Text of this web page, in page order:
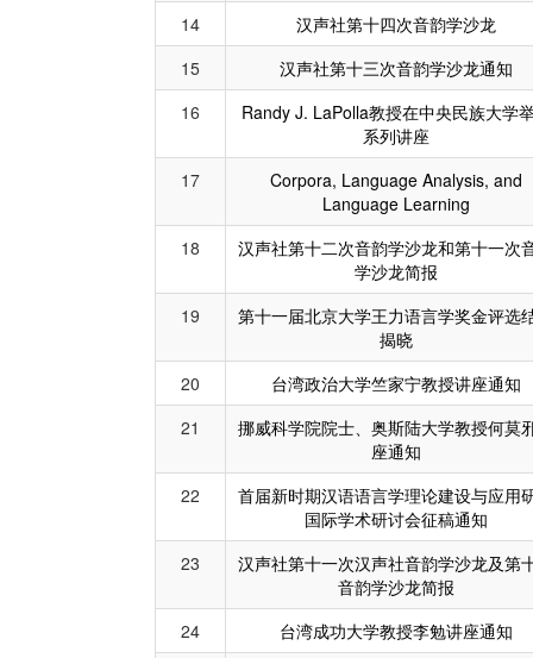
14
汉声社第十四次音韵学沙龙
15
汉声社第十三次音韵学沙龙通知
16
Randy J. LaPolla教授在中央民族大学
系列讲座
17
Corpora, Language Analysis, and
Language Learning
18
汉声社第十二次音韵学沙龙和第十一次
学沙龙简报
19
第十一届北京大学王力语言学奖金评选
揭晓
20
台湾政治大学竺家宁教授讲座通知
21
挪威科学院院士、奥斯陆大学教授何莫
座通知
22
首届新时期汉语语言学理论建设与应用
国际学术研讨会征稿通知
23
汉声社第十一次汉声社音韵学沙龙及第
音韵学沙龙简报
24
台湾成功大学教授李勉讲座通知